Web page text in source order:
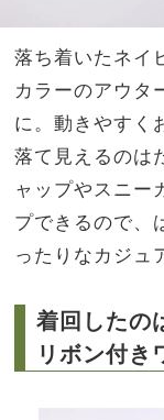
落ち着いたネイ
カラーのアウタ
に。動きやすく
落て見えるのは
ャップやスニー
プできるので、
ったりなカジュ
着回したの
リボン付き